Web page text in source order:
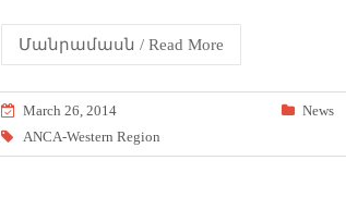
Մանրամասն / Read More
March 26, 2014
News
ANCA-Western Region